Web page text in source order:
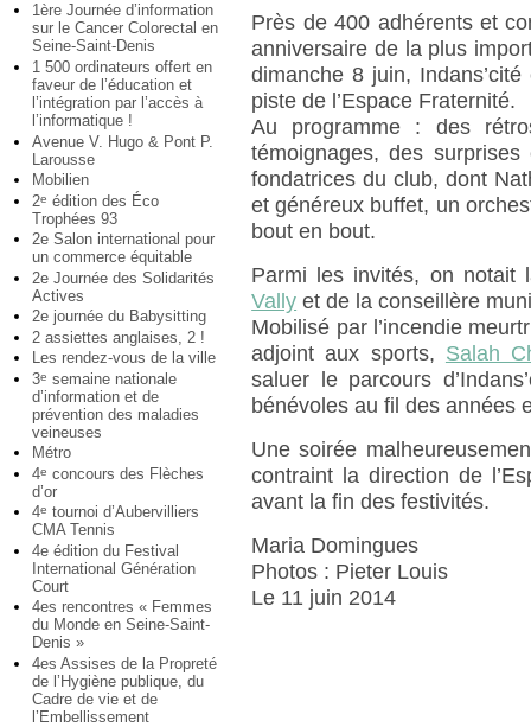
1ère Journée d’information
sur le Cancer Colorectal en
Seine-Saint-Denis
1 500 ordinateurs offert en
faveur de l’éducation et
l’intégration par l’accès à
l’informatique !
Avenue V. Hugo & Pont P.
Larousse
Mobilien
2e édition des Éco
Trophées 93
2e Salon international pour
un commerce équitable
2e Journée des Solidarités
Actives
2e journée du Babysitting
2 assiettes anglaises, 2 !
Les rendez-vous de la ville
3e semaine nationale
d’information et de
prévention des maladies
veineuses
Métro
4e concours des Flèches
d’or
4e tournoi d’Aubervilliers
CMA Tennis
4e édition du Festival
International Génération
Court
4es rencontres « Femmes
du Monde en Seine-Saint-
Denis »
4es Assises de la Propreté
de l’Hygiène publique, du
Cadre de vie et de
l’Embellissement
Près de 400 adhérents et
anniversaire de la plus
dimanche 8 juin,
piste de l’Espace Fraternité.
Au programme : des
témoignages, des
fondatrices du club, dont
et généreux buffet, un
bout en bout.
Parmi les invités, on
Vally et de la conseillère
Mobilisé par l’incendie
adjoint aux sports, Salah
saluer le parcours
bénévoles au fil des années
Une soirée
contraint la direction de
avant la fin des festivités.
Maria Domingues
Photos : Pieter Louis
Le 11 juin 2014